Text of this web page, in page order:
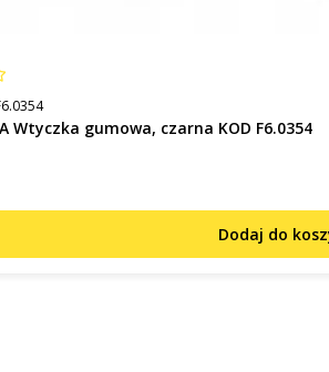
Wtyczka gumowa, czarna KOD F6.0354
Dodaj do